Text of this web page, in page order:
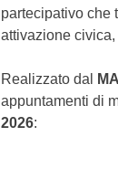
partecipativo che
attivazione civica,
Realizzato dal
appuntamenti di
2026: